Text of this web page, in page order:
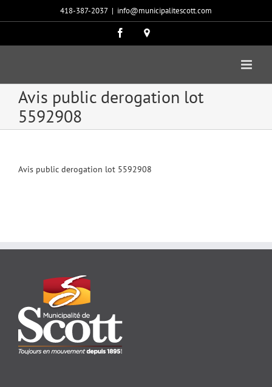
418-387-2037 | info@municipalitescott.com
Facebook
Carte
Avis public derogation lot
5592908
Avis public derogation lot 5592908